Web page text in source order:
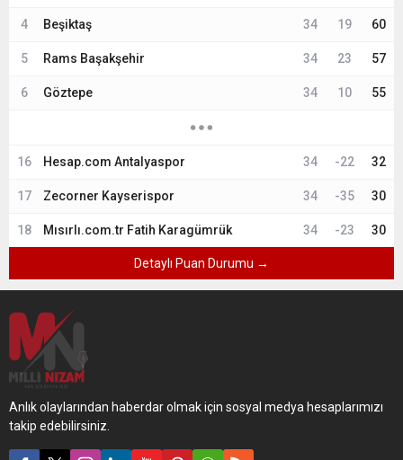
4 Beşiktaş 34 19 60
5 Rams Başakşehir 34 23 57
6 Göztepe 34 10 55
16 Hesap.com Antalyaspor 34 -22 32
17 Zecorner Kayserispor 34 -35 30
18 Mısırlı.com.tr Fatih Karagümrük 34 -23 30
Detaylı Puan Durumu →
Anlık olaylarından haberdar olmak için sosyal medya hesaplarımızı
takip edebilirsiniz.